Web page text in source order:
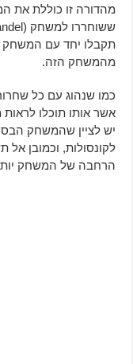
מהדורה זו כוללת את
תקבלו יחד עם המשחק
מהמשחק הזה.
כמו שנהוג עם כל
אשר אותו תוכלו
לקונסולות, וכמובן
הרחבה של המשחק